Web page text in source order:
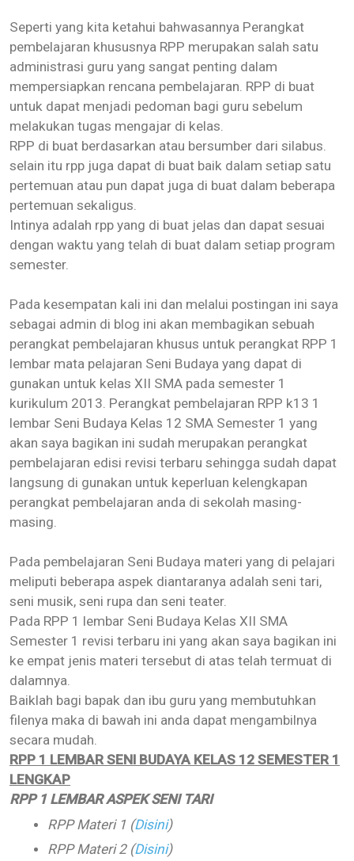
Seperti yang kita ketahui bahwasannya Perangkat
pembelajaran khususnya RPP merupakan salah satu
administrasi guru yang sangat penting dalam
mempersiapkan rencana pembelajaran. RPP di buat
untuk dapat menjadi pedoman bagi guru sebelum
melakukan tugas mengajar di kelas.
RPP di buat berdasarkan atau bersumber dari silabus.
selain itu rpp juga dapat di buat baik dalam setiap satu
pertemuan atau pun dapat juga di buat dalam beberapa
pertemuan sekaligus.
Intinya adalah rpp yang di buat jelas dan dapat sesuai
dengan waktu yang telah di buat dalam setiap program
semester.
Pada kesempatan kali ini dan melalui postingan ini saya
sebagai admin di blog ini akan membagikan sebuah
perangkat pembelajaran khusus untuk perangkat RPP 1
lembar mata pelajaran Seni Budaya yang dapat di
gunakan untuk kelas XII SMA pada semester 1
kurikulum 2013. Perangkat pembelajaran RPP k13 1
lembar Seni Budaya Kelas 12 SMA Semester 1 yang
akan saya bagikan ini sudah merupakan perangkat
pembelajaran edisi revisi terbaru sehingga sudah dapat
langsung di gunakan untuk keperluan kelengkapan
perangkat pembelajaran anda di sekolah masing-
masing.
Pada pembelajaran Seni Budaya materi yang di pelajari
meliputi beberapa aspek diantaranya adalah seni tari,
seni musik, seni rupa dan seni teater.
Pada RPP 1 lembar Seni Budaya Kelas XII SMA
Semester 1 revisi terbaru ini yang akan saya bagikan ini
ke empat jenis materi tersebut di atas telah termuat di
dalamnya.
Baiklah bagi bapak dan ibu guru yang membutuhkan
filenya maka di bawah ini anda dapat mengambilnya
secara mudah.
RPP 1 LEMBAR SENI BUDAYA KELAS 12 SEMESTER 1
LENGKAP
RPP 1 LEMBAR ASPEK SENI TARI
RPP Materi 1 (Disini)
RPP Materi 2 (Disini)